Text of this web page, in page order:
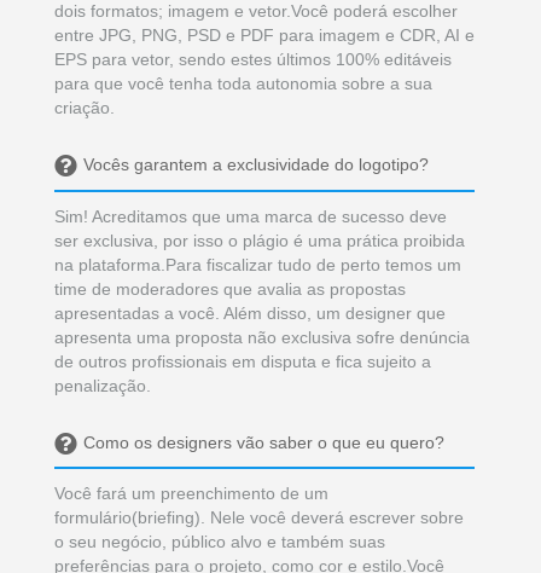
dois formatos; imagem e vetor.Você poderá escolher
entre JPG, PNG, PSD e PDF para imagem e CDR, AI e
EPS para vetor, sendo estes últimos 100% editáveis
para que você tenha toda autonomia sobre a sua
criação.
Vocês garantem a exclusividade do logotipo?
Sim! Acreditamos que uma marca de sucesso deve
ser exclusiva, por isso o plágio é uma prática proibida
na plataforma.Para fiscalizar tudo de perto temos um
time de moderadores que avalia as propostas
apresentadas a você. Além disso, um designer que
apresenta uma proposta não exclusiva sofre denúncia
de outros profissionais em disputa e fica sujeito a
penalização.
Como os designers vão saber o que eu quero?
Você fará um preenchimento de um
formulário(briefing). Nele você deverá escrever sobre
o seu negócio, público alvo e também suas
preferências para o projeto, como cor e estilo.Você